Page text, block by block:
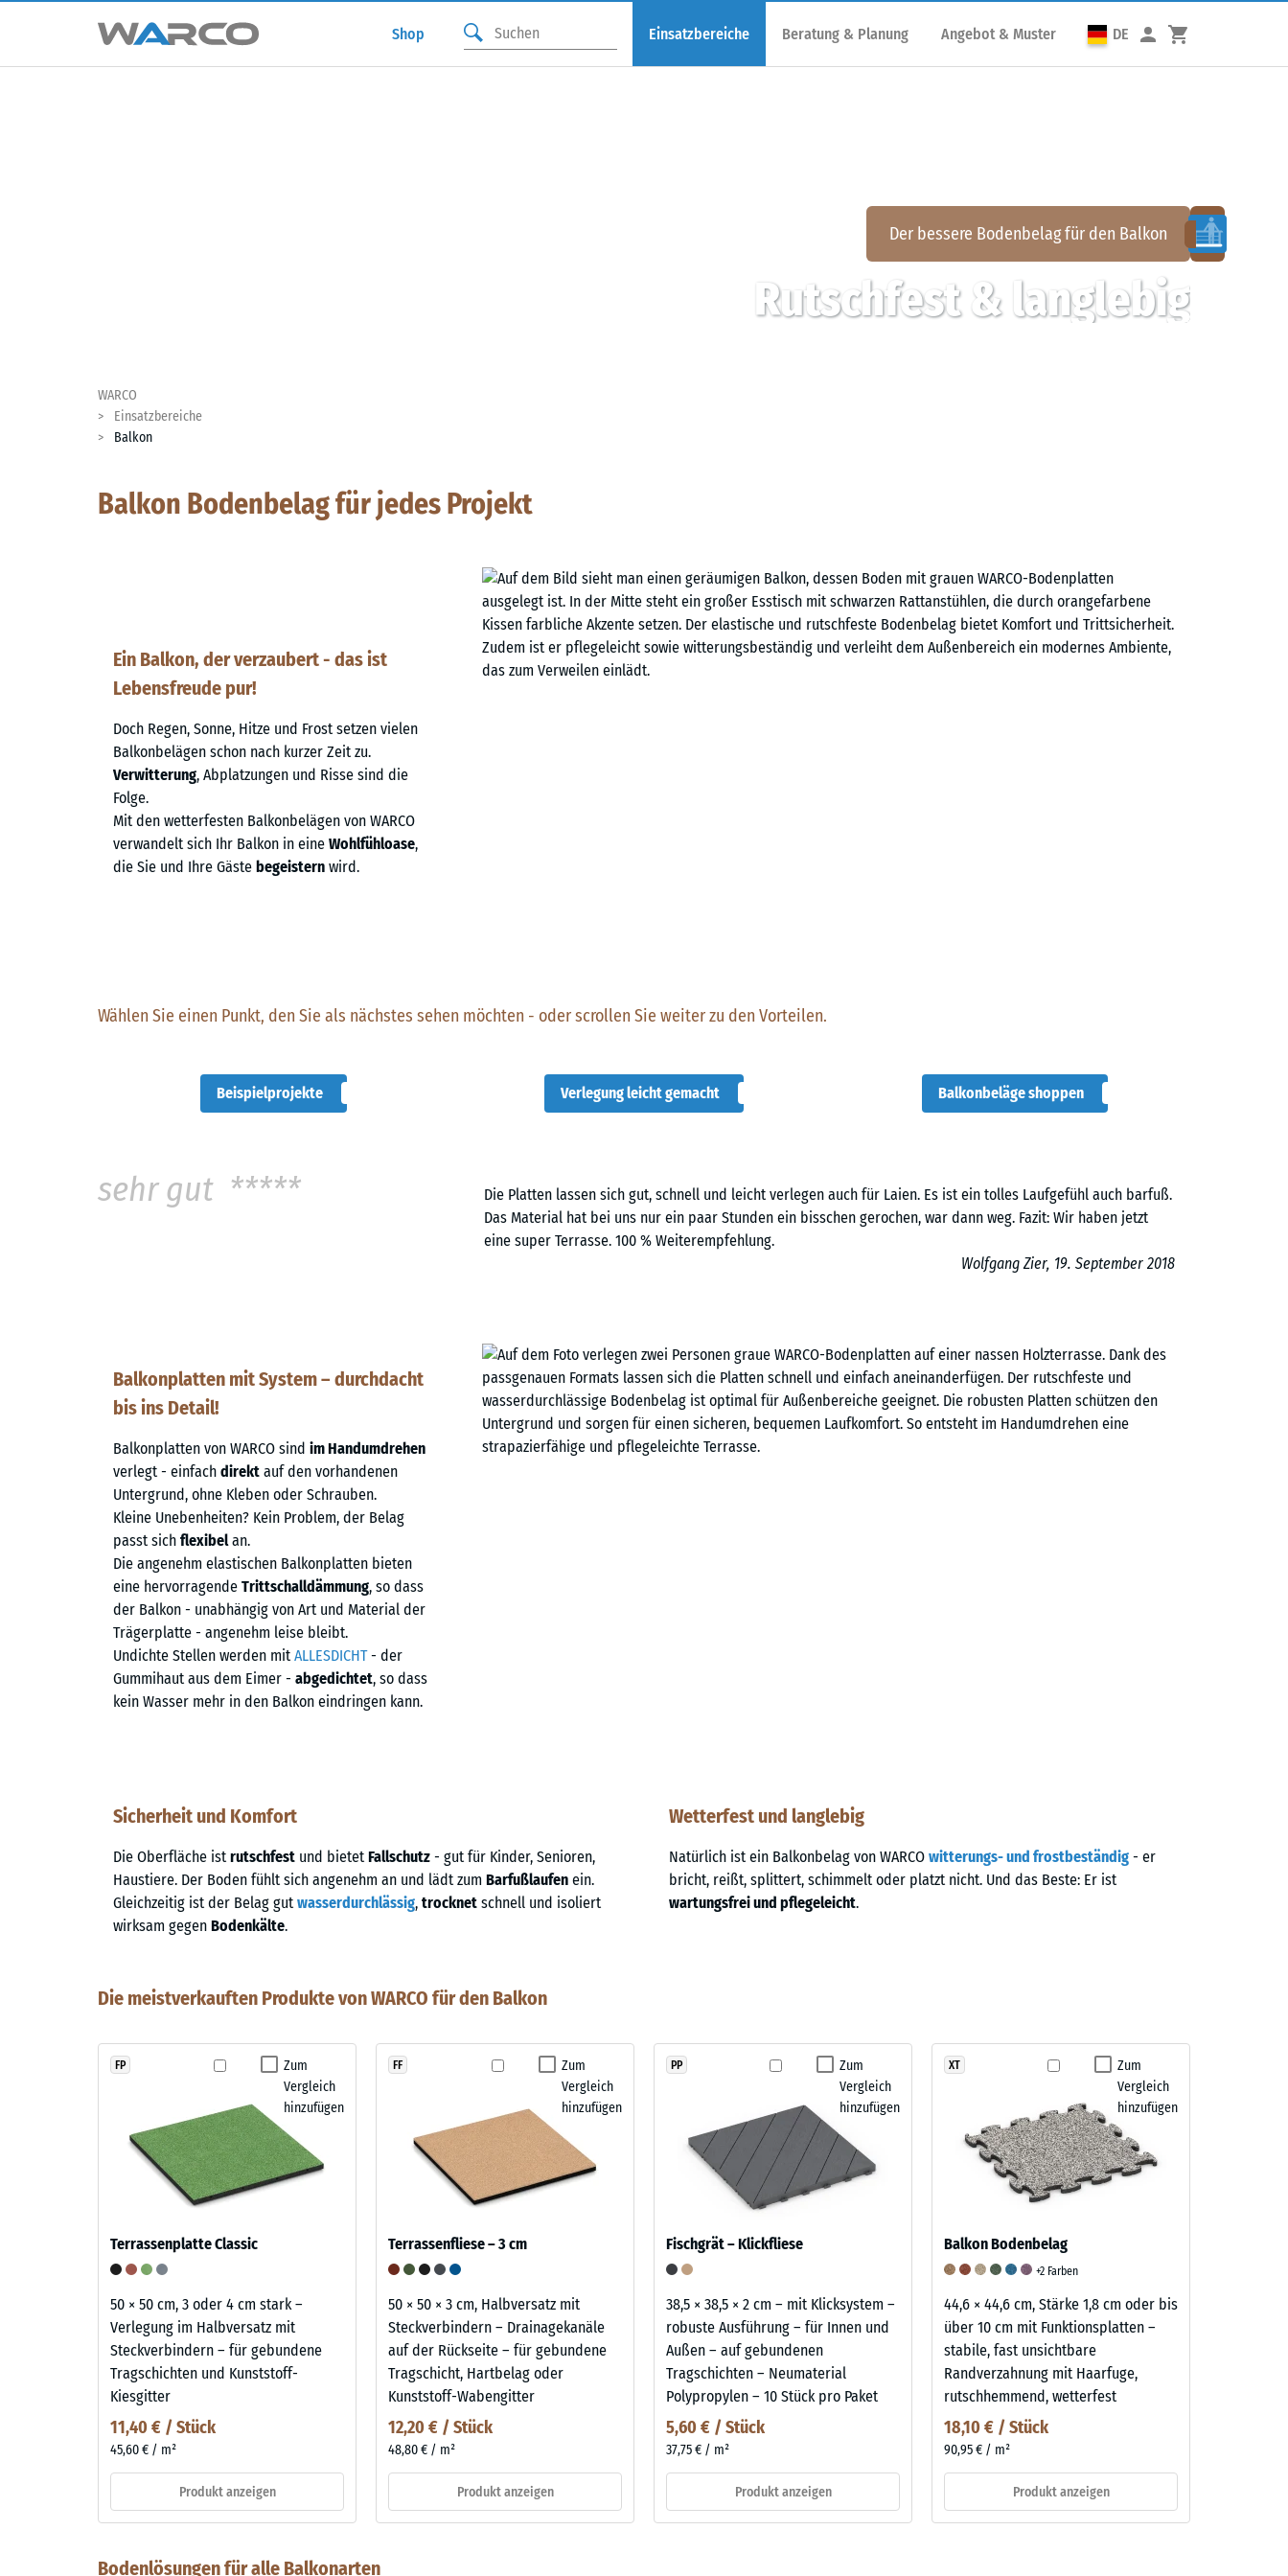
Shop Einsatzbereiche Beratung & Planung Angebot & Muster DE
Der bessere Bodenbelag für den Balkon
Rutschfest & langlebig
WARCO
Einsatzbereiche
Balkon
Balkon Bodenbelag für jedes Projekt
Ein Balkon, der verzaubert - das ist
Lebensfreude pur!
Doch Regen, Sonne, Hitze und Frost setzen vielen
Balkonbelägen schon nach kurzer Zeit zu.
Verwitterung, Abplatzungen und Risse sind die
Folge.
Mit den wetterfesten Balkonbelägen von WARCO
verwandelt sich Ihr Balkon in eine Wohlfühloase,
die Sie und Ihre Gäste begeistern wird.
Wählen Sie einen Punkt, den Sie als nächstes sehen möchten - oder scrollen Sie weiter zu den Vorteilen.
Beispielprojekte Verlegung leicht gemacht Balkonbeläge shoppen
sehr gut *****
Die Platten lassen sich gut, schnell und leicht verlegen auch für Laien. Es ist ein tolles Laufgefühl auch barfuß.
Das Material hat bei uns nur ein paar Stunden ein bisschen gerochen, war dann weg. Fazit: Wir haben jetzt
eine super Terrasse. 100 % Weiterempfehlung.
Wolfgang Zier, 19. September 2018
Balkonplatten mit System – durchdacht
bis ins Detail!
Balkonplatten von WARCO sind im Handumdrehen
verlegt - einfach direkt auf den vorhandenen
Untergrund, ohne Kleben oder Schrauben.
Kleine Unebenheiten? Kein Problem, der Belag
passt sich flexibel an.
Die angenehm elastischen Balkonplatten bieten
eine hervorragende Trittschalldämmung, so dass
der Balkon - unabhängig von Art und Material der
Trägerplatte - angenehm leise bleibt.
Undichte Stellen werden mit ALLESDICHT- der
Gummihaut aus dem Eimer - abgedichtet, so dass
kein Wasser mehr in den Balkon eindringen kann.
Sicherheit und Komfort
Die Oberfläche ist rutschfest und bietet Fallschutz - gut für Kinder, Senioren,
Haustiere. Der Boden fühlt sich angenehm an und lädt zum Barfußlaufen ein.
Gleichzeitig ist der Belag gut wasserdurchlässig, trocknet schnell und isoliert
wirksam gegen Bodenkälte.
Wetterfest und langlebig
Natürlich ist ein Balkonbelag von WARCO witterungs- und frostbeständig - er
bricht, reißt, splittert, schimmelt oder platzt nicht. Und das Beste: Er ist
wartungsfrei und pflegeleicht.
Die meistverkauften Produkte von WARCO für den Balkon
Zum
Vergleich
hinzufügen
FP
Terrassenplatte Classic
50 × 50 cm, 3 oder 4 cm stark –
Verlegung im Halbversatz mit
Steckverbindern – für gebundene
Tragschichten und Kunststoff-
Kiesgitter
11,40 € / Stück
45,60 € / m²
Produkt anzeigen
Zum
Vergleich
hinzufügen
FF
Terrassenfliese – 3 cm
50 × 50 × 3 cm, Halbversatz mit
Steckverbindern – Drainagekanäle
auf der Rückseite – für gebundene
Tragschicht, Hartbelag oder
Kunststoff-Wabengitter
12,20 € / Stück
48,80 € / m²
Produkt anzeigen
Zum
Vergleich
hinzufügen
PP
Fischgrät – Klickfliese
38,5 × 38,5 × 2 cm – mit Klicksystem –
robuste Ausführung – für Innen und
Außen – auf gebundenen
Tragschichten – Neumaterial
Polypropylen – 10 Stück pro Paket
5,60 € / Stück
37,75 € / m²
Produkt anzeigen
Zum
Vergleich
hinzufügen
XT
Balkon Bodenbelag
+2 Farben
44,6 × 44,6 cm, Stärke 1,8 cm oder bis
über 10 cm mit Funktionsplatten –
stabile, fast unsichtbare
Randverzahnung mit Haarfuge,
rutschhemmend, wetterfest
18,10 € / Stück
90,95 € / m²
Produkt anzeigen
Bodenlösungen für alle Balkonarten